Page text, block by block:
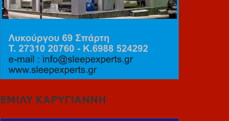
ΕΜΙΛΥ ΚΑΡΥΓΙΑΝΝΗ